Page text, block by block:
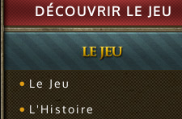
DÉCOUVRIR LE JEU
Le Jeu
L'Histoire